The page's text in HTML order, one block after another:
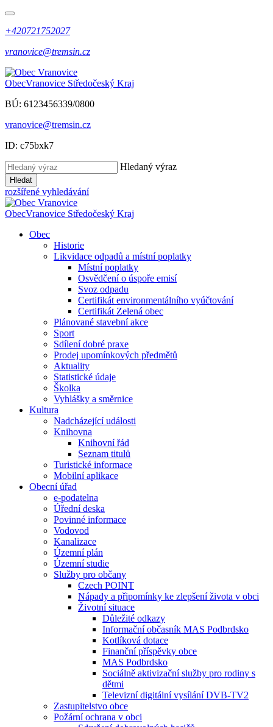
+420721752027
vranovice@tremsin.cz
ObecVranovice Středočeský Kraj
BÚ: 6123456339/0800
vranovice@tremsin.cz
ID: c75bxk7
Hledaný výraz
Hledat
rozšířené vyhledávání
ObecVranovice Středočeský Kraj
Obec
Historie
Likvidace odpadů a místní poplatky
Místní poplatky
Osvědčení o úspoře emisí
Svoz odpadu
Certifikát environmentálního vyúčtování
Certifikát Zelená obec
Plánované stavební akce
Sport
Sdílení dobré praxe
Prodej upomínkových předmětů
Aktuality
Statistické údaje
Školka
Vyhlášky a směrnice
Kultura
Nadcházející události
Knihovna
Knihovní řád
Seznam titulů
Turistické informace
Mobilní aplikace
Obecní úřad
e-podatelna
Úřední deska
Povinné informace
Vodovod
Kanalizace
Územní plán
Územní studie
Služby pro občany
Czech POINT
Nápady a připomínky ke zlepšení života v obci
Životní situace
Důležité odkazy
Informační občasník MAS Podbrdsko
Kotlíková dotace
Finanční příspěvky obce
MAS Podbrdsko
Sociálně aktivizační služby pro rodiny s
dětmi
Televizní digitální vysílání DVB-TV2
Zastupitelstvo obce
Požární ochrana v obci